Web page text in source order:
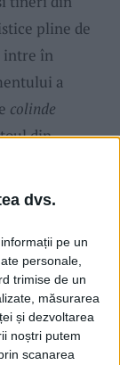
dvs.
pe un
personale,
trimise de un
măsurarea
și dezvoltarea
noștri putem
scanarea
pline de
intre în
a
colinde
din
scena
de AMI.
celebre și o